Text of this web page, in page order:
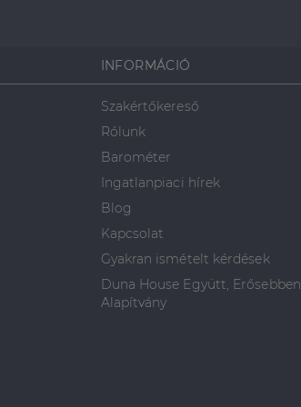
INFORMÁCIÓ
Szakértőkereső
Rólunk
Barométer
Ingatlanpiaci hírek
Blog
Kapcsolat
Gyakran ismételt kérdések
Duna House Együtt, Erősebben
Alapítvány